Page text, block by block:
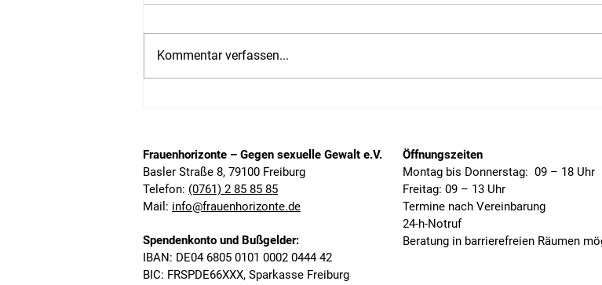
Kommentar verfassen...
Frauenhorizonte – Gegen sexuelle Gewalt e.V.
Basler Straße 8, 79100 Freiburg
Telefon: (0761) 2 85 85 85
Mail: info@frauenhorizonte.de
Spendenkonto und Bußgelder:
IBAN: DE04 6805 0101 0002 0444 42
BIC: FRSPDE66XXX, Sparkasse Freiburg
Öffnungszeiten
Montag bis Donnerstag: 09 – 18 Uhr
Freitag: 09 – 13 Uhr
Termine nach Vereinbarung
24-h-Notruf
Beratung in barrierefreien Räumen